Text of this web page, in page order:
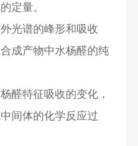
定量。
光谱的峰形和吸收
成产物中水杨醛的纯
醛特征吸收的变化，
间体的化学反应过